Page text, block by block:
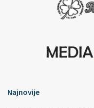
Najnovije